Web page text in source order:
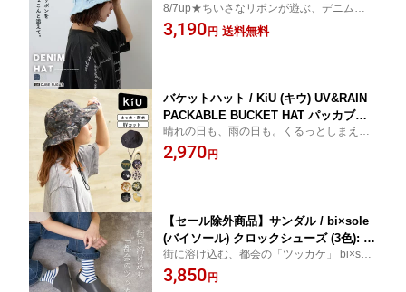
ハット (2色): アメカジ レディース 帽子
ハット ジーンズ レトロ 日焼け防止 UV
8/7up★ちいさなリボンが遊ぶ、デニムハッ
ト。綿100％ デニム チューリップハット リ
ボン付き 色落ち加工 ウォッシュ加工 甘辛
3,190 円 送料無料
バケットハット / KiU (キウ) UV&RAIN
PACKABLE BUCKET HAT パッカブル
バケットハット(9色): レディース ハット
帽子 総柄 はっ水 防水 雨の日 UVカット
晴れの日も、雨の日も。くるっとしまえ
て、さっとかぶれる。帽子 サファリハット
バケットハット 柄 総柄 ネコ柄 レオパード
2,970 円
【セール除外商品】サンダル / bi×sole
(バイソール) クロックシューズ (3色): ア
メカジ レディース シューズ サンダル
靴 サボ ユニセックス カジュアル シン
街に溶け込む、都会の「ツッカケ」 bi×sole
クロックサンダル クロックシューズ EVAサ
ンダル オフィス履き ガーデニング キャン
3,850 円